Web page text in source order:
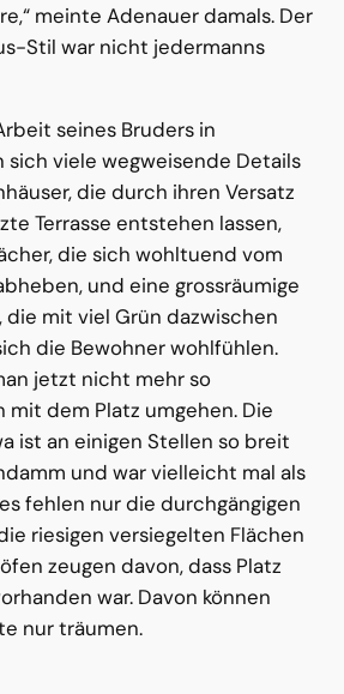
meinte Adenauer damals. Der
Stil war nicht jedermanns
seines Bruders in
sich viele wegweisende Details
die durch ihren Versatz
Terrasse entstehen lassen,
die sich wohltuend vom
und eine grossräumige
die mit viel Grün dazwischen
die Bewohner wohlfühlen.
jetzt nicht mehr so
dem Platz umgehen. Die
ist an einigen Stellen so breit
und war vielleicht mal als
fehlen nur die durchgängigen
riesigen versiegelten Flächen
zeugen davon, dass Platz
war. Davon können
nur träumen.